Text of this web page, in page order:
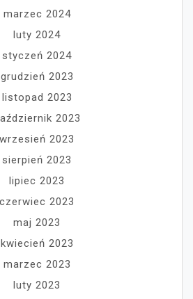
marzec 2024
luty 2024
styczeń 2024
grudzień 2023
listopad 2023
2023
wrzesień 2023
sierpień 2023
lipiec 2023
czerwiec 2023
maj 2023
kwiecień 2023
marzec 2023
luty 2023